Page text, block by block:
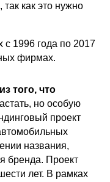
так как это нужно
с 1996 года по 2017
фирмах.
того, что
но особую
проект
названия,
бренда. Проект
лет. В рамках